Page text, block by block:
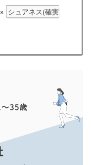
× シュアネス(確実